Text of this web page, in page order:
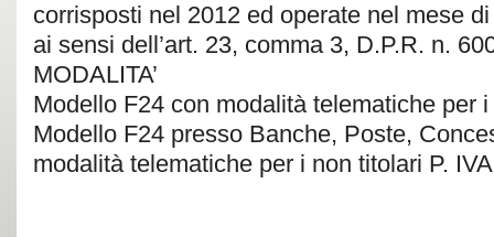
corrisposti nel 2012 ed operate nel mese
ai sensi dell’art. 23, comma 3, D.P.R. n.
MODALITA’
Modello F24 con modalità telematiche per
Modello F24 presso Banche, Poste,
modalità telematiche per i non titolari P. IVA